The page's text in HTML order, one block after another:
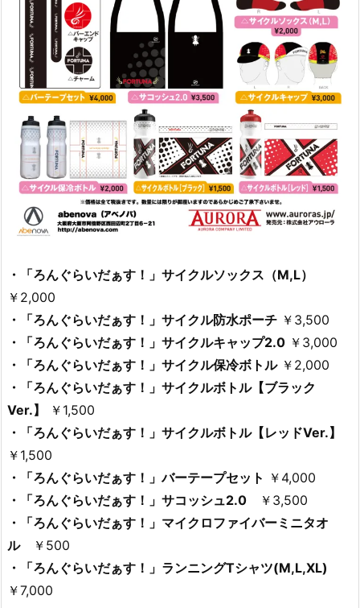
・「ろんぐらいだぁす！」サイクルソックス（M,L）
￥2,000
・「ろんぐらいだぁす！」サイクル防水ポーチ ￥3,500
・「ろんぐらいだぁす！」サイクルキャップ2.0 ￥3,000
・「ろんぐらいだぁす！」サイクル保冷ボトル￥2,000
・「ろんぐらいだぁす！」サイクルボトル【ブラック
Ver.】
￥1,500
・「ろんぐらいだぁす！」サイクルボトル【レッドVer.】
￥1,500
・「ろんぐらいだぁす！」バーテープセット ￥4,000
・「ろんぐらいだぁす！」サコッシュ2.0 ￥3,500
・「ろんぐらいだぁす！」マイクロファイバーミニタオ
ル
￥500
・「ろんぐらいだぁす！」ランニングTシャツ(M,L,XL)
￥7,000